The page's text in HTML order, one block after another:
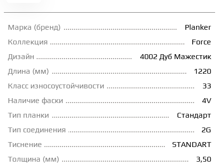
НАЛИВНОЙ ПОЛ
ГРУНТОВКИ
ТЕПЛЫЙ ПОЛ
Марка (бренд)
Planker
Коллекция
Force
Дизайн
4002 Дуб Мажестик
Длина (мм)
1220
Класс износоустойчивости
33
Наличие фаски
4V
Тип планки
Стандарт
Тип соединения
2G
Тиснение
STANDART
Толщина (мм)
3,50